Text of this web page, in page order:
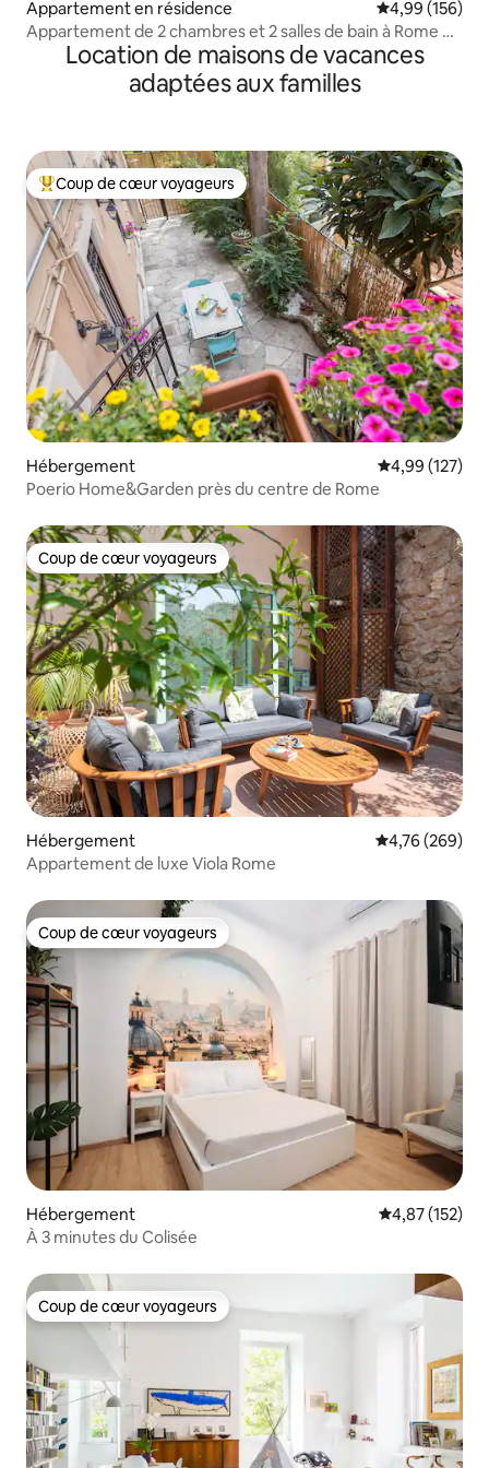
Appartement en résidence Évaluation
4,99 (156)
Appartement de 2 chambres et 2 salles de bain à Rome +
terrasse sur la place d'Espagne
Location de maisons de vacances
adaptées aux familles
Coups de cœur voyageurs les plus appréciés
Coup de cœur voyageurs
Hébergement Évaluation
4,99 (127)
Poerio Home&Garden près du centre de Rome
Coup de cœur voyageurs
Coup de cœur voyageurs
Hébergement Évaluation
4,76 (269)
Appartement de luxe Viola Rome
Coup de cœur voyageurs
Coup de cœur voyageurs
Hébergement Évaluation
4,87 (152)
À 3 minutes du Colisée
Coup de cœur voyageurs
Coup de cœur voyageurs